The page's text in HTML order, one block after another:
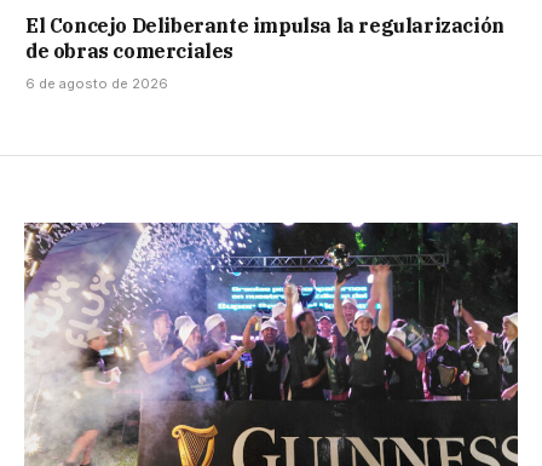
El Concejo Deliberante impulsa la regularización
de obras comerciales
6 de agosto de 2026